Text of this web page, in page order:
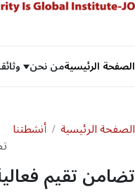
الصفحة الرئيسيةمن نحن
الصفحة الرئيسية أنشطتنا
تضامن تقيم